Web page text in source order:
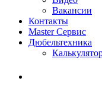
Вакансии
Контакты
Master Сервис
Дюбельтехника